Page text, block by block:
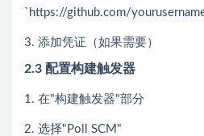
`https://github.com/
3. 添加凭证（如果需要）
2.3 配置构建触发器
1. 在"构建触发器"部分
2. 选择"Poll SCM"